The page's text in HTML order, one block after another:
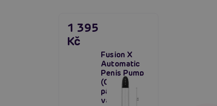
Fusion X
Automatic
Penis Pump
(Clear),
pánská
vakuová
1 395
Kč